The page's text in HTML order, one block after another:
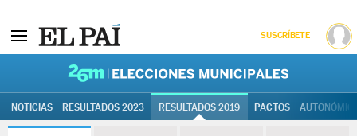
SUSCRÍBETE
NOTICIAS RESULTADOS 2023 RESULTADOS 2019 PACTOS